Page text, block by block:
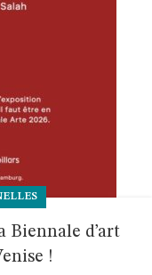
Biennale d’art
!